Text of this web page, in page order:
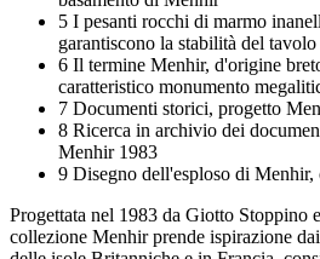
5 I pesanti rocchi di marmo
garantiscono la stabilità del
6 Il termine Menhir, d'origine
caratteristico monumento
7 Documenti storici, progetto
8 Ricerca in archivio dei
Menhir 1983
9 Disegno dell'esploso di
Progettata nel 1983 da Giotto Stoppino
collezione Menhir prende ispirazione